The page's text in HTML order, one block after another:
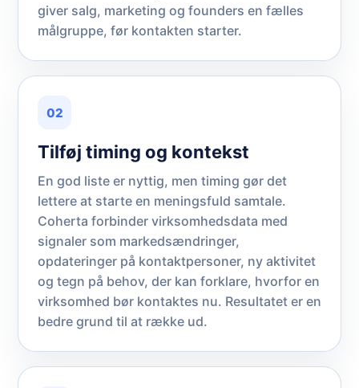
giver salg, marketing og founders en fælles
målgruppe, før kontakten starter.
02
Tilføj timing og kontekst
En god liste er nyttig, men timing gør det
lettere at starte en meningsfuld samtale.
Coherta forbinder virksomhedsdata med
signaler som markedsændringer,
opdateringer på kontaktpersoner, ny aktivitet
og tegn på behov, der kan forklare, hvorfor en
virksomhed bør kontaktes nu. Resultatet er en
bedre grund til at række ud.